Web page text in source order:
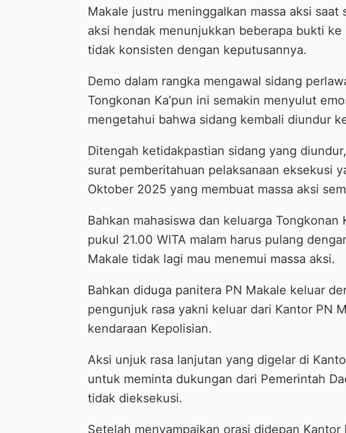
Makale justru meninggalkan massa aksi saat
aksi hendak menunjukkan beberapa bukti
tidak konsisten dengan keputusannya.
Demo dalam rangka mengawal sidang
Tongkonan Ka’pun ini semakin menyulut
mengetahui bahwa sidang kembali diundur
Ditengah ketidakpastian sidang yang
surat pemberitahuan pelaksanaan eksekusi
Oktober 2025 yang membuat massa aksi
Bahkan mahasiswa dan keluarga Tongkonan
pukul 21.00 WITA malam harus pulang
Makale tidak lagi mau menemui massa aksi.
Bahkan diduga panitera PN Makale keluar
pengunjuk rasa yakni keluar dari Kantor PN
kendaraan Kepolisian.
Aksi unjuk rasa lanjutan yang digelar di
untuk meminta dukungan dari Pemerintah
tidak dieksekusi.
Setelah menyampaikan orasi didepan Kantor